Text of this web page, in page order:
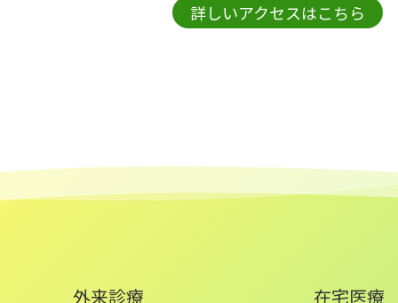
詳しいアクセスはこちら
外来診療 在宅医療